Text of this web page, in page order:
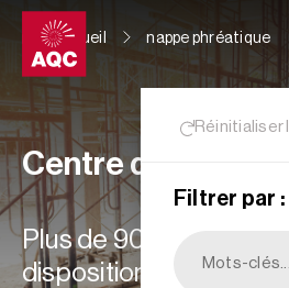
Panneau de gestion des cookies
Accueil nappe phréatique
Réinitialiser
Filtrer par :
Centre de
Plus de 900
disposition : choisissez